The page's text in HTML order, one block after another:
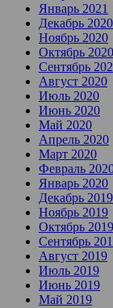
Январь 2021
Декабрь 2020
Ноябрь 2020
Октябрь 2020
Сентябрь
Август 2020
Июль 2020
Июнь 2020
Май 2020
Апрель 2020
Март 2020
Февраль
Январь 2020
Декабрь 2019
Ноябрь 2019
Октябрь 2019
Сентябрь
Август 2019
Июль 2019
Июнь 2019
Май 2019